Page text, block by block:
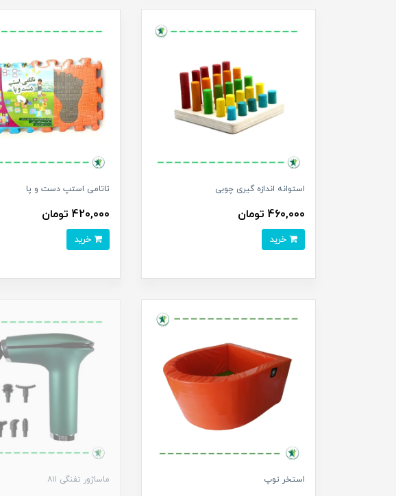
استوانه اندازه گیری چوبی
460,000 تومان
تاتامی استپ دست و پا
420,000 تومان
استخر توپ ماساژور تفنگی ۸۱۱